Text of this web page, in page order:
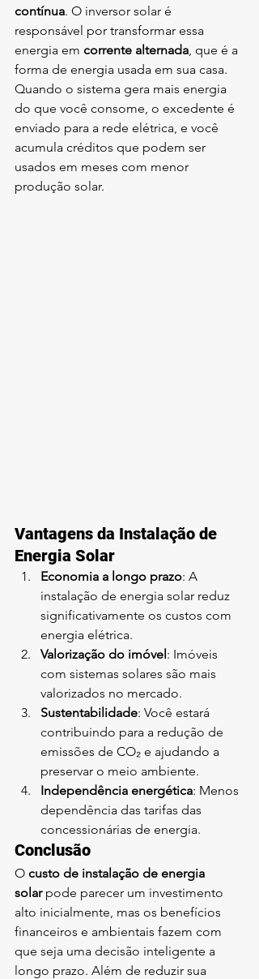
contínua. O inversor solar é
responsável por transformar essa
energia em corrente alternada, que é a
forma de energia usada em sua casa.
Quando o sistema gera mais energia
do que você consome, o excedente é
enviado para a rede elétrica, e você
acumula créditos que podem ser
usados em meses com menor
produção solar.
Vantagens da Instalação de
Energia Solar
Economia a longo prazo: A
instalação de energia solar reduz
significativamente os custos com
energia elétrica.
Valorização do imóvel: Imóveis
com sistemas solares são mais
valorizados no mercado.
Sustentabilidade: Você estará
contribuindo para a redução de
emissões de CO₂ e ajudando a
preservar o meio ambiente.
Independência energética: Menos
dependência das tarifas das
concessionárias de energia.
Conclusão
O custo de instalação de energia
solar pode parecer um investimento
alto inicialmente, mas os benefícios
financeiros e ambientais fazem com
que seja uma decisão inteligente a
longo prazo. Além de reduzir sua